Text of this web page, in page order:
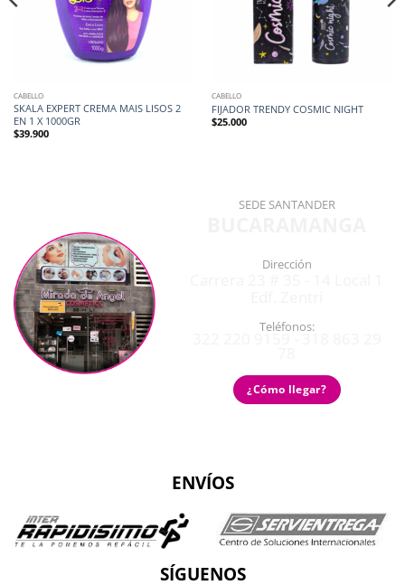
CABELLO
SKALA EXPERT CREMA MAIS LISOS 2
EN 1 X 1000GR
$39.900
CABELLO
FIJADOR TRENDY COSMIC NIGHT
$25.000
SEDE SANTANDER
Dirección
Teléfonos:
¿Cómo llegar?
ENVÍOS
SÍGUENOS